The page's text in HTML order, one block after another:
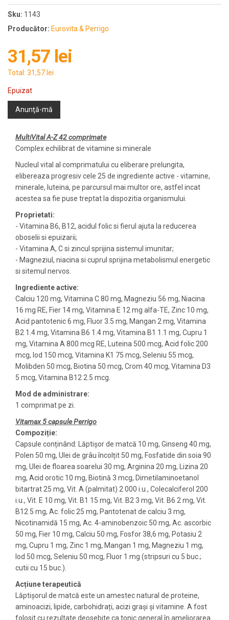
Sku: 1143
Producător: Eurovita & Perrigo
31,57 lei
Total: 31,57 lei
Epuizat
Anunţă-mă
MultiVital A-Z 42 comprimate
Complex echilibrat de vitamine si minerale
Nucleul vital al comprimatului cu eliberare prelungita,
elibereaza progresiv cele 25 de ingrediente active - vitamine,
minerale, luteina, pe parcursul mai multor ore, astfel incat
acestea sa fie puse treptat la dispozitia organismului.
Proprietati:
- Vitamina B6, B12, acidul folic si fierul ajuta la reducerea
oboselii si epuizarii;
- Vitamina A, C si zincul sprijina sistemul imunitar;
- Magneziul, niacina si cuprul sprijina metabolismul energetic
si sitemul nervos.
Ingrediente active:
Calciu 120 mg, Vitamina C 80 mg, Magneziu 56 mg, Niacina
16 mg RE, Fier 14 mg, Vitamina E 12 mg alfa-TE, Zinc 10 mg,
Acid pantotenic 6 mg, Fluor 3.5 mg, Mangan 2 mg, Vitamina
B2 1.4 mg, Vitamina B6 1.4 mg, Vitamina B1 1.1 mg, Cupru 1
mg, Vitamina A 800 mcg RE, Luteina 500 mcg, Acid folic 200
mcg, Iod 150 mcg, Vitamina K1 75 mcg, Seleniu 55 mcg,
Molibden 50 mcg, Biotina 50 mcg, Crom 40 mcg, Vitamina D3
5 mcg, Vitamina B12 2.5 mcg.
Mod de administrare:
1 comprimat pe zi.
Vitamax 5 capsule Perrigo
Compoziție:
Capsule conținând: Lăptișor de matcă 10 mg, Ginseng 40 mg,
Polen 50 mg, Ulei de grâu încolțit 50 mg, Fosfatide din soia 90
mg, Ulei de floarea soarelui 30 mg, Arginina 20 mg, Lizina 20
mg, Acid orotic 10 mg, Biotină 3 mcg, Dimetilaminoetanol
bitartrat 25 mg, Vit. A (palmitat) 2 000 i.u., Colecalciferol 200
i.u., Vit. E 10 mg, Vit. B1 15 mg, Vit. B2 3 mg, Vit. B6 2 mg, Vit.
B12 5 mg, Ac. folic 25 mg, Pantotenat de calciu 3 mg,
Nicotinamidă 15 mg, Ac. 4-aminobenzoic 50 mg, Ac. ascorbic
50 mg, Fier 10 mg, Calciu 50 mg, Fosfor 38,6 mg, Potasiu 2
mg, Cupru 1 mg, Zinc 1 mg, Mangan 1 mg, Magneziu 1 mg,
Iod 50 mcg, Seleniu 50 mcg, Fluor 1 mg (stripsuri cu 5 buc.;
cutii cu 15 buc.).
Acțiune terapeutică
Lăptișorul de matcă este un amestec natural de proteine,
aminoacizi, lipide, carbohidrați, acizi grași și vitamine. A fost
folosit cu rezultate deosebite ca tonic general în ameliorarea